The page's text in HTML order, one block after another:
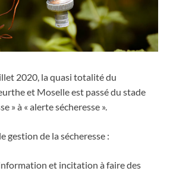
2020, la quasi totalité du
et Moselle est passé du stade
» à « alerte sécheresse ».
gestion de la sécheresse :
et incitation à faire des